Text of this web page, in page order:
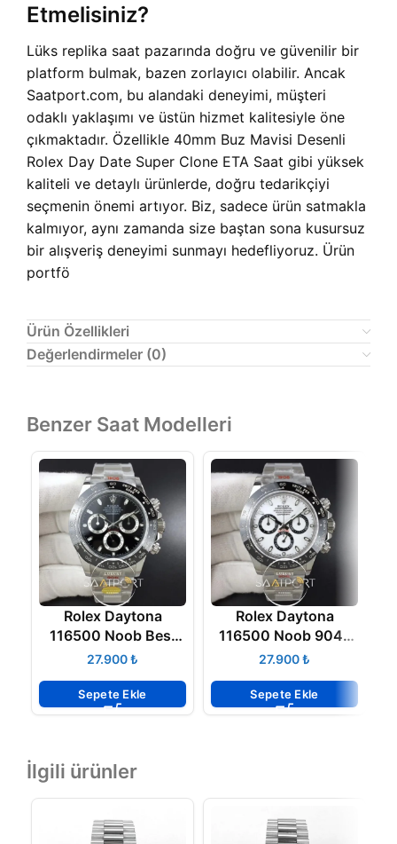
Etmelisiniz?
Lüks replika saat pazarında doğru ve güvenilir bir
platform bulmak, bazen zorlayıcı olabilir. Ancak
Saatport.com, bu alandaki deneyimi, müşteri
odaklı yaklaşımı ve üstün hizmet kalitesiyle öne
çıkmaktadır. Özellikle 40mm Buz Mavisi Desenli
Rolex Day Date Super Clone ETA Saat gibi yüksek
kaliteli ve detaylı ürünlerde, doğru tedarikçiyi
seçmenin önemi artıyor. Biz, sadece ürün satmakla
kalmıyor, aynı zamanda size baştan sona kusursuz
bir alışveriş deneyimi sunmayı hedefliyoruz. Ürün
portfö
Ürün Özellikleri
Değerlendirmeler (0)
Benzer Saat Modelleri
Rolex Daytona
116500 Noob Best
Edition 904L Case
Dial
₺
Sepete Ekle
Rolex Daytona
116500 Noob 904L
Case and Bracelet
4130 ETA
₺
Sepete Ekle
İlgili ürünler